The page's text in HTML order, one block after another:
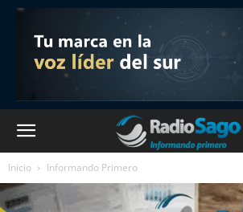
Inicio Informando Primero